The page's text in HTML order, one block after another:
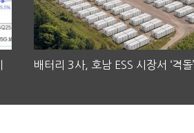
배터리 3사, 호남 ESS 시장서 ‘격돌’